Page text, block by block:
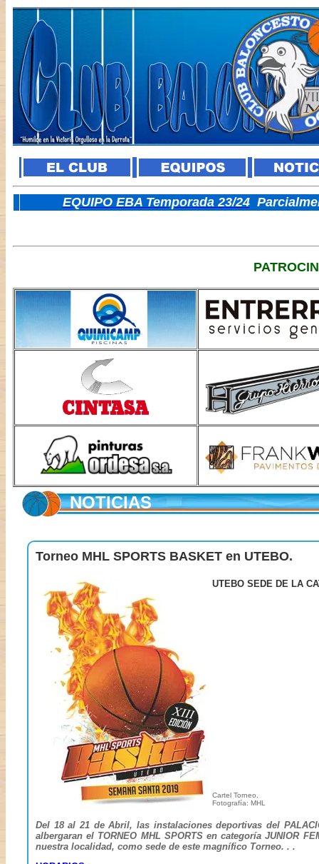
EQUIPO EBA Temporada 23/24
NOTICIAS
Torneo MHL SPORTS BASKET en UTEBO.
UTEBO SEDE DE LA
Cartel Torneo.
Fotografía: MHL
Del 18 al 21 de Abril, las instalaciones deportivas del
albergaran el TORNEO MHL SPORTS en categoría JUNIOR
nuestra localidad, como sede de este magnífico Torneo. . .